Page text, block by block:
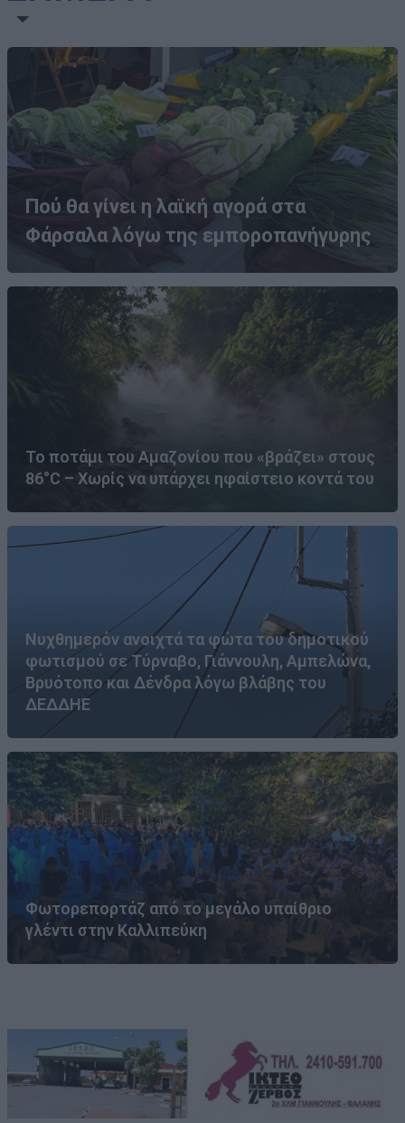
Πού θα γίνει η λαϊκή αγορά στα
Φάρσαλα λόγω της εμποροπανήγυρης
Το ποτάμι του Αμαζονίου που «βράζει» στους
86°C – Χωρίς να υπάρχει ηφαίστειο κοντά του
Νυχθημερόν ανοιχτά τα φώτα του δημοτικού
φωτισμού σε Τύρναβο, Γιάννουλη, Αμπελώνα,
Βρυότοπο και Δένδρα λόγω βλάβης του
ΔΕΔΔΗΕ
Φωτορεπορτάζ από το μεγάλο υπαίθριο
γλέντι στην Καλλιπεύκη